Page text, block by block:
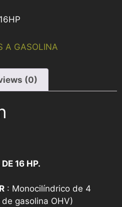
A GASOLINA
(0)
16 HP.
: Monocilíndrico de 4
gasolina OHV)